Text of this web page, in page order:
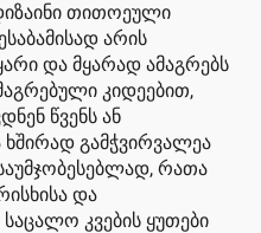
თითოეული
არის
და მყარად ამაგრებს
კიდეებით,
წვენს ან
გამჭვირვალეა
რათა
და
კვების ყუთები